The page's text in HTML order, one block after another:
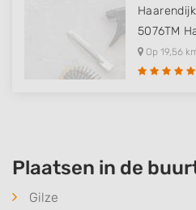
5076TM
Op 19,56
Plaatsen in de
Gilze